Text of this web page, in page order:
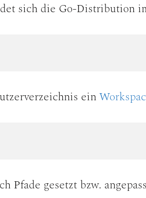
sich die Go-Distribution
ein
Pfade gesetzt bzw.